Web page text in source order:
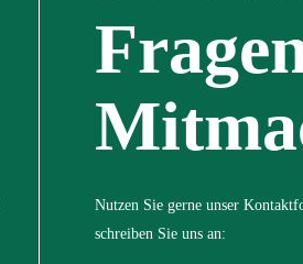
Nutzen Sie gerne unser
schreiben Sie uns an: